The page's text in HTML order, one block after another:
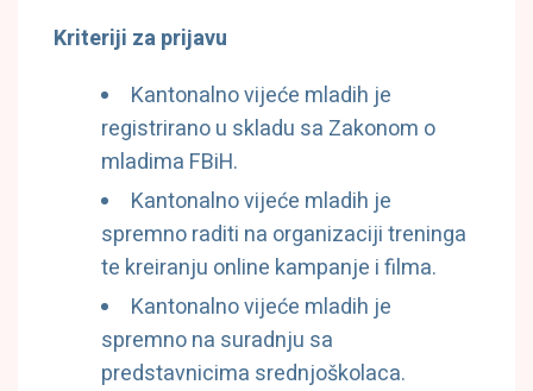
Kriteriji za prijavu
Kantonalno vijeće mladih je
registrirano u skladu sa Zakonom o
mladima FBiH.
Kantonalno vijeće mladih je
spremno raditi na organizaciji treninga
te kreiranju online kampanje i filma.
Kantonalno vijeće mladih je
spremno na suradnju sa
predstavnicima srednjoškolaca.